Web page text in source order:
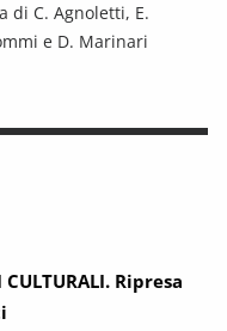
di C. Agnoletti, E.
e D. Marinari
CULTURALI. Ripresa